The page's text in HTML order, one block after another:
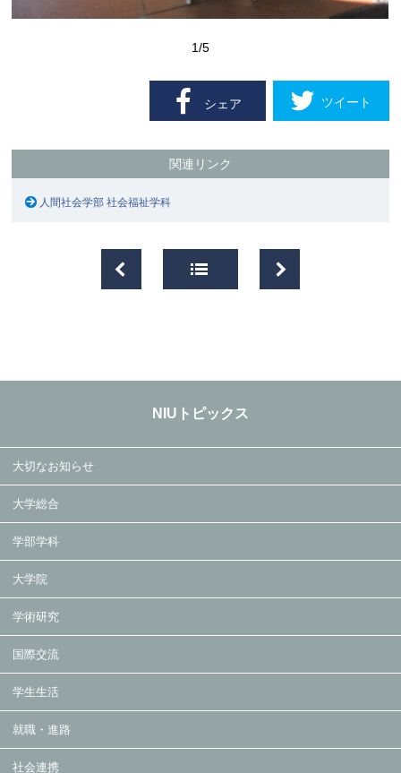
1/5
シェア ツイート
関連リンク
人間社会学部 社会福祉学科
NIUトピックス
大切なお知らせ
大学総合
学部学科
大学院
学術研究
国際交流
学生生活
就職・進路
社会連携